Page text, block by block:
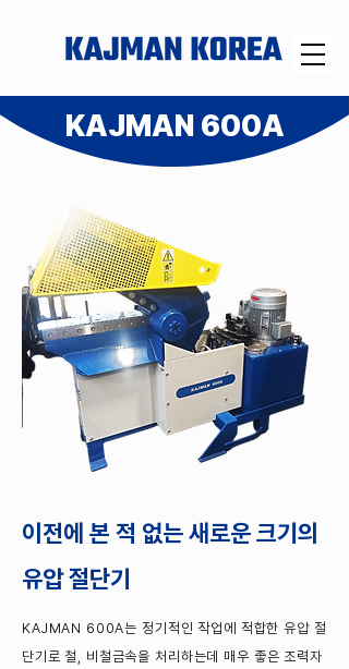
KAJMAN 600A
이전에 본 적 없는 새로운 크기의
유압 절단기
KAJMAN 600A는 정기적인 작업에 적합한 유압 절
단기로 철, 비철금속을 처리하는데 매우 좋은 조력자